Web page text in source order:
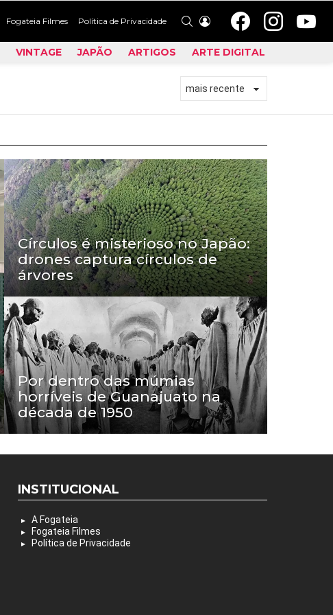
Fogateia Filmes Política de Privacidade PROCURAR
LOGIN
VINTAGE JAPÃO ARTIGOS ARTE DIGITAL
Círculos é misterioso no Japão:
drones captura círculos de
árvores
Por dentro das múmias
horríveis de Guanajuato na
década de 1950
INSTITUCIONAL
A Fogateia
Fogateia Filmes
Política de Privacidade